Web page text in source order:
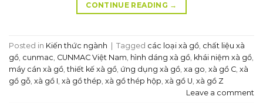
CONTINUE READING →
Posted in Kiến thức ngành | Tagged các loại xà gồ chất liệu xà
gồ cunmac CUNMAC Việt Nam hình dáng xà gồ khái niệm xà gồ
máy cán xà gồ ,thiết kế xà gồ ứng dụng xà gồ xa go xà gồ C xà
gồ gỗ xà gồ I xà gồ thép xà gồ thép hộp xà gồ U xà gồ Z
Leave a comment